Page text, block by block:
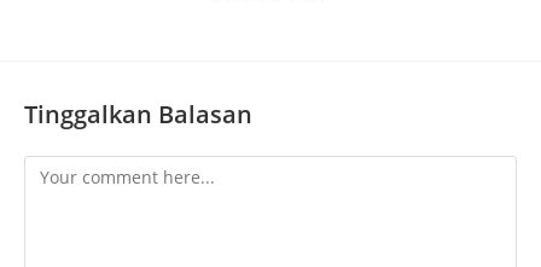
Tinggalkan Balasan